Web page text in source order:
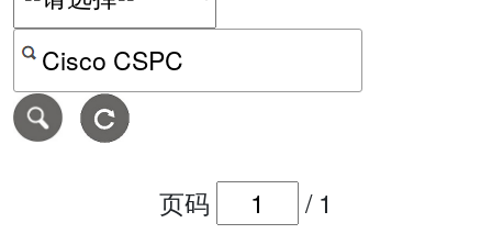
按关键字或 CVE ID 搜寻保安警报
页码 / 1